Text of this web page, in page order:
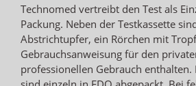
Technomed vertreibt den Test als
Packung. Neben der Testkassette
Abstrichtupfer, ein Rörchen mit
Gebrauchsanweisung für den
professionellen Gebrauch enthalten.